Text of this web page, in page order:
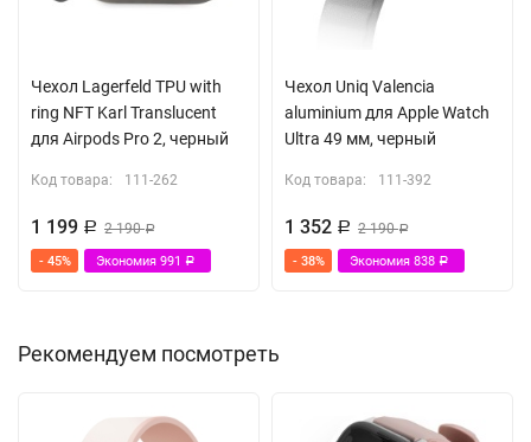
Чехол Lagerfeld TPU with
ring NFT Karl Translucent
для Airpods Pro 2, черный
Код товара: 111-262
1 199 Р 2 190Р
- 45% Экономия 991 Р
Чехол Uniq Valencia
aluminium для Apple Watch
Ultra 49 мм, черный
Код товара: 111-392
1 352 Р 2 190Р
- 38% Экономия 838 Р
Рекомендуем посмотреть